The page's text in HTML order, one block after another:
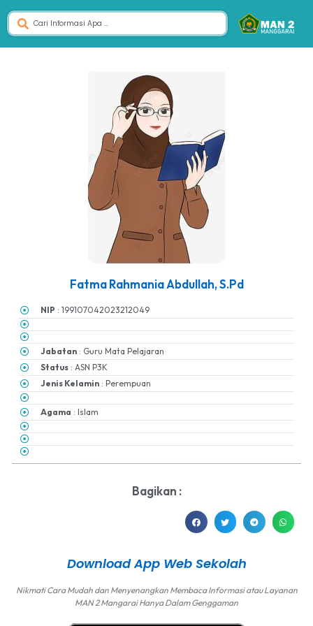
Fatma Rahmania Abdullah, S.Pd
NIP : 199107042023212049
Jabatan : Guru Mata Pelajaran
Status : ASN P3K
Jenis Kelamin : Perempuan
Agama : Islam
Bagikan :
Download App Web Sekolah
Nikmati Cara Mudah dan Menyenangkan Membaca Informasi atau Layanan
MAN 2 Mangarai Hanya Dalam Genggaman